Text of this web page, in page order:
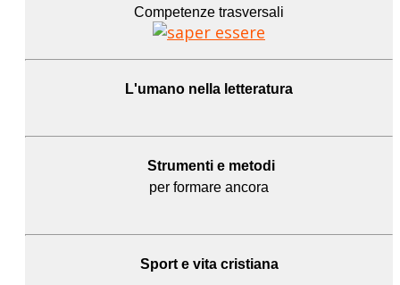
Competenze trasversali
L'umano nella letteratura
Strumenti e metodi
per formare ancora
Sport e vita cristiana